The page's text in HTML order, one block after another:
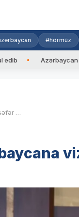
#hörmüz
Azərbaycan və
Yaponya vətəndaşları Azərbaycana vizasız səfər edəcək